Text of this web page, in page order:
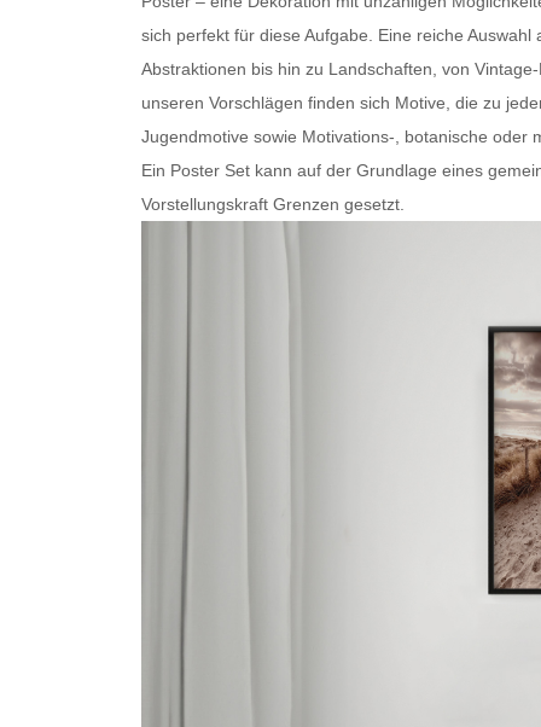
sich perfekt für diese Aufgabe. Eine reiche
Abstraktionen bis hin zu Landschaften, von
unseren Vorschlägen finden sich Motive, die zu
Jugendmotive sowie Motivations-, botanische oder
Ein Poster Set kann auf der Grundlage eines
Vorstellungskraft Grenzen gesetzt.